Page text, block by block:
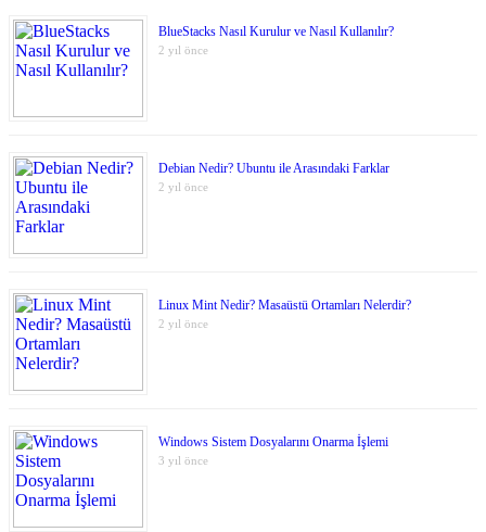
BlueStacks Nasıl Kurulur ve Nasıl Kullanılır?
2 yıl önce
Debian Nedir? Ubuntu ile Arasındaki Farklar
2 yıl önce
Linux Mint Nedir? Masaüstü Ortamları Nelerdir?
2 yıl önce
Windows Sistem Dosyalarını Onarma İşlemi
3 yıl önce